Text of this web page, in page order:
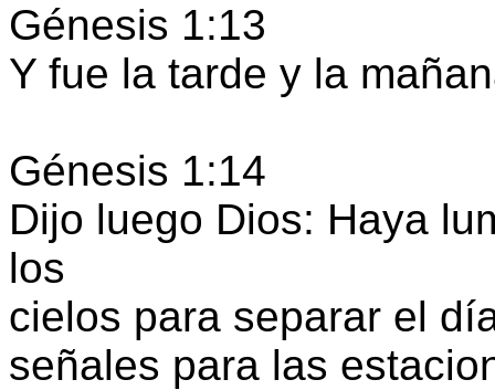
Génesis 1:13
Y fue la tarde y la
Génesis 1:14
Dijo luego Dios: Haya
los
cielos para separar el
señales para las